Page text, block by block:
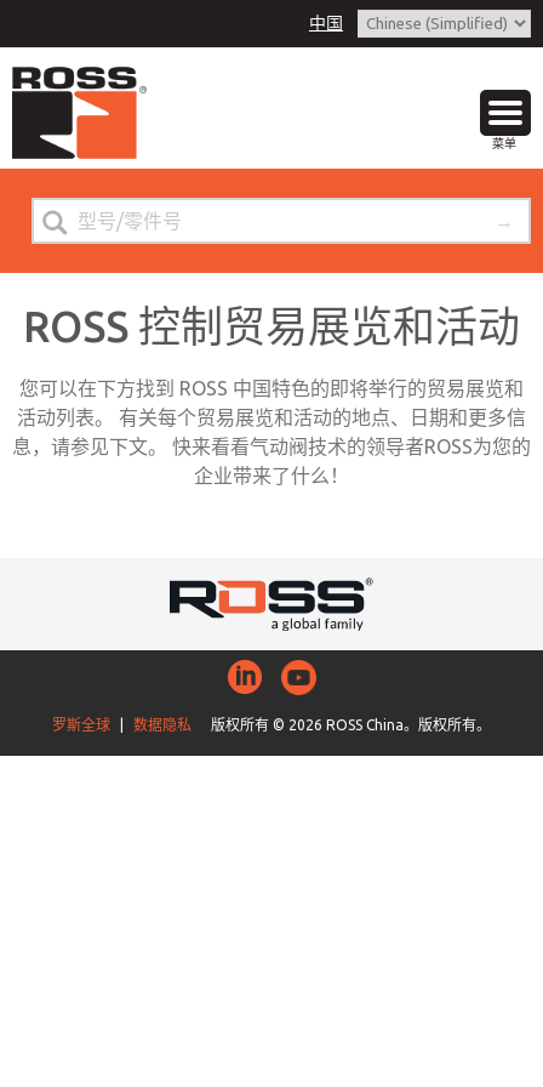
中国
菜单
ROSS 控制贸易展览和活动
您可以在下方找到 ROSS 中国特色的即将举行的贸易展览和
活动列表。 有关每个贸易展览和活动的地点、日期和更多信
息，请参见下文。 快来看看气动阀技术的领导者ROSS为您的
企业带来了什么！
罗斯全球 数据隐私 版权所有 © 2026 ROSS China。版权所有。